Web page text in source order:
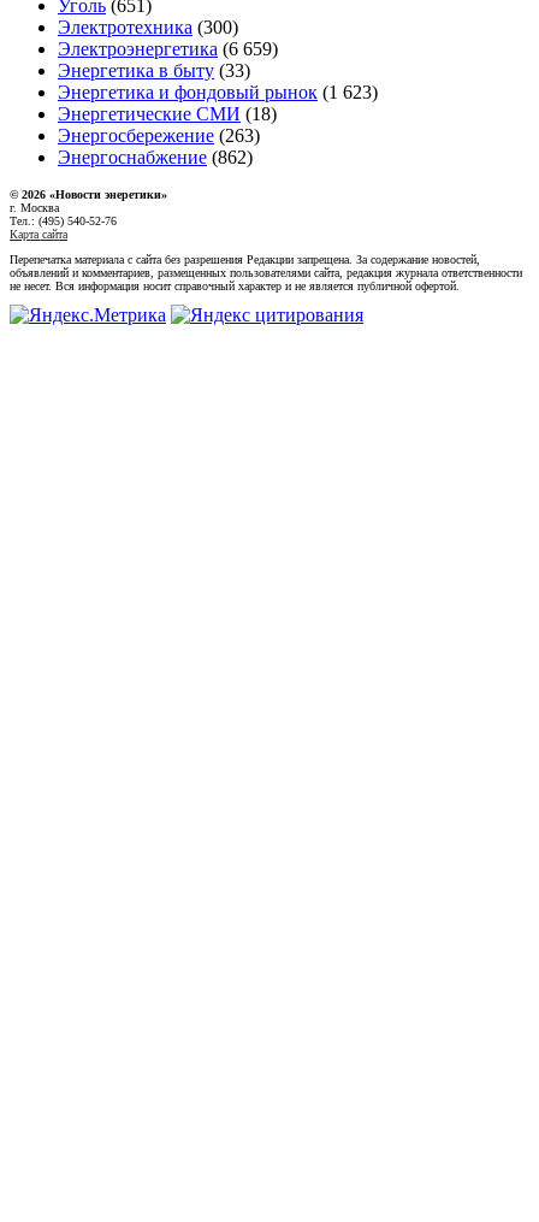
Уголь (651)
Электротехника (300)
Электроэнергетика (6 659)
Энергетика в быту (33)
Энергетика и фондовый рынок (1 623)
Энергетические СМИ (18)
Энергосбережение (263)
Энергоснабжение (862)
© 2026 «Новости энеретики»
г. Москва
Тел.: (495) 540-52-76
Карта сайта
Перепечатка материала с сайта без разрешения Редакции запрещена. За содержание новостей,
объявлений и комментариев, размещенных пользователями сайта, редакция журнала ответственности
не несет. Вся информация носит справочный характер и не является публичной офертой.